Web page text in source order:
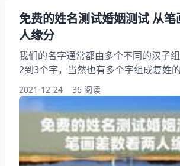
免费的姓名测试婚姻测试 从
人缘分
我们的名字通常都由多个不同的汉子
2到3个字，当然也有多个字组成复姓
往往是由很多个不同的笔画组成，这样
据相应的笔画数，来测试两个人的缘
行免费的姓名测试婚姻测试呢？以及
两人缘分呢？ 免费的姓名测试婚姻测
果存在数理或汉字旺盛的某种五行，
用的五行，从而吸引这个男方，疯狂
2021-12-24 36 阅读